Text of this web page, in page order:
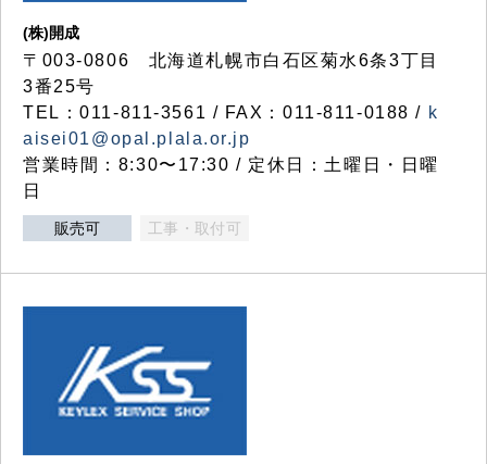
(株)開成
〒003-0806 北海道札幌市白石区菊水6条3丁目
3番25号
TEL：011-811-3561 / FAX：011-811-0188 / k
aisei01@opal.plala.or.jp
営業時間：8:30〜17:30 / 定休日：土曜日・日曜
日
販売可 工事・取付可